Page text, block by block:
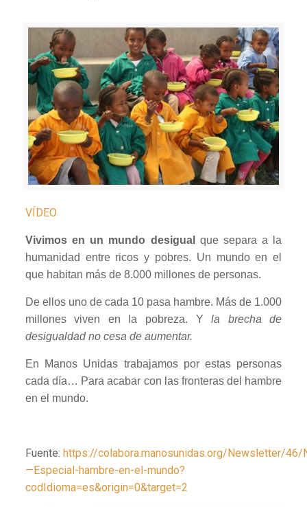
VÍDEO
Vivimos en un mundo desigual
que separa a la
humanidad entre ricos y pobres. Un mundo en el
que habitan más de 8.000 millones de personas.
De ellos uno de cada 10 pasa hambre. Más de 1.000
millones viven en la pobreza. Yla brecha de
desigualdad no cesa de aumentar.
En Manos Unidas trabajamos por estas personas
cada día… Para acabar con las fronteras del hambre
en el mundo.
Fuente: https://colabora.manosunidas.org/Newsletter/46/
—Especial-hambre-en-el-mundo?
codIdioma=es&origin=0&target=2